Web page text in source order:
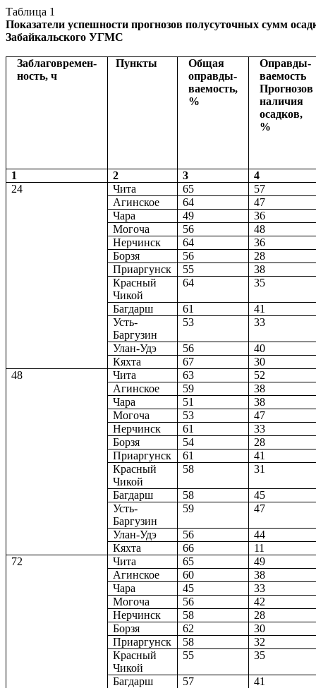
Таблица 1
Показатели успешности прогнозов полусуточных сумм
Забайкальского УГМС
Заблаговремен-
ность, ч
Пункты
Общая
оправды-
ваемость,
%
Оправды-
ваемость
Прогнозов
наличия
осадков,
%
1 2 3
4
24
Чита 65
57
Агинское
64
47
Чара
49
36
Могоча
56
48
Нерчинск
64
36
Борзя
56
28
Приаргунск
55
38
Красный
Чикой
64 35
Багдарш 61
41
Усть-
Баргузин
53 33
Улан-Удэ 56
40
Кяхта
67
30
48
Чита 63
52
Агинское
59
38
Чара
51
38
Могоча
53
47
Нерчинск
61
33
Борзя
54
28
Приаргунск
61
41
Красный
Чикой
58 31
Багдарш 58
45
Усть-
Баргузин
59 47
Улан-Удэ 56
44
Кяхта
66
11
72
Чита 65
49
Агинское
60
38
Чара
45
33
Могоча
56
42
Нерчинск
58
28
Борзя
62
30
Приаргунск
58
32
Красный
Чикой
55 35
Багдарш 57
41